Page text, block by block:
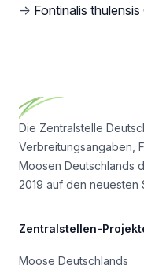
→ Fontinalis thulensis
Die Zentralstelle
Verbreitungsangaben,
Moosen Deutschlands
2019 auf den neuesten
Zentralstellen-
Moose Deutschlands